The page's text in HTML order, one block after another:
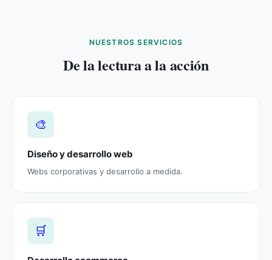
NUESTROS SERVICIOS
De la lectura a la acción
🎨
Diseño y desarrollo web
Webs corporativas y desarrollo a medida.
🛒